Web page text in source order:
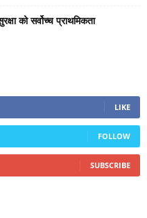
को सर्वोच्च प्राथमिकता
LIKE
FOLLOW
SUBSCRIBE